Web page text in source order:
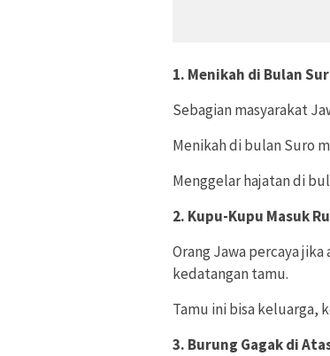
1. Menikah di Bulan
Sebagian masyarakat
Menikah di bulan Suro
Menggelar hajatan di
2. Kupu-Kupu Masuk
Orang Jawa percaya
kedatangan tamu.
Tamu ini bisa keluarga,
3. Burung Gagak di